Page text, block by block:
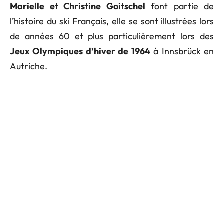
Marielle et Christine Goitschel font partie de
l’histoire du ski Français, elle se sont illustrées lors
de années 60 et plus particulièrement lors des
Jeux Olympiques d’hiver de 1964à Innsbrück en
Autriche.